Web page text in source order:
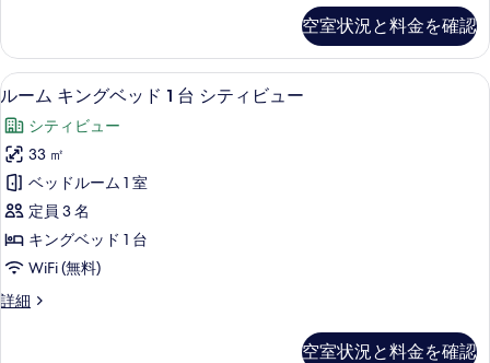
す
べ
て
の
写
真
を
表
示
す
詳
細
ン
グ
ベ
ッ
ド
台
の
す
べ
ル
ー
ム
ン
グ
ベ
ッ
ド
台
の
細
空室状況と料金を確認
ル
ー
ム
キ
ン
グ
ベ
ッ
ド
羽毛の掛け布団、ピロートップベッ
5
ルーム キングベッド 1 台 シティビュー
シティビュー
33 ㎡
ベッドルーム 1 室
定員 3 名
キングベッド 1 台
WiFi (無料)
詳細
ル
空室状況と料金を確認